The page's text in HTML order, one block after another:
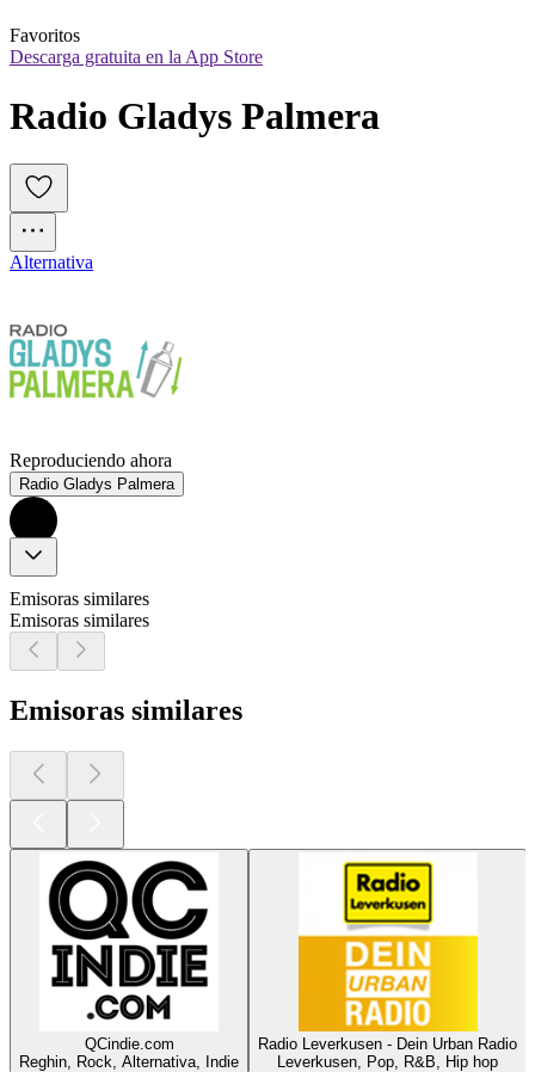
Favoritos
Descarga gratuita en la App Store
Radio Gladys Palmera
Alternativa
Reproduciendo ahora
Radio Gladys Palmera
Emisoras similares
Emisoras similares
Emisoras similares
QCindie.com
Reghin, Rock, Alternativa, Indie
Radio Leverkusen - Dein Urban Radio
Leverkusen, Pop, R&B, Hip hop